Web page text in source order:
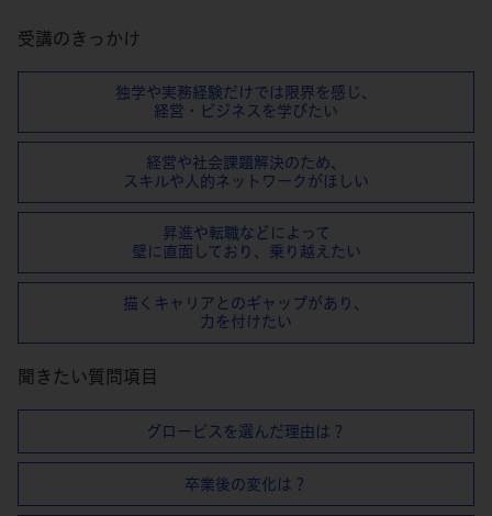
受講のきっかけ
独学や実務経験だけでは限界を感じ、
経営・ビジネスを学びたい
経営や社会課題解決のため、
スキルや⼈的ネットワークがほしい
昇進や転職などによって
壁に直⾯しており、乗り越えたい
描くキャリアとのギャップがあり、
⼒を付けたい
聞きたい質問項目
グロービスを選んだ理由は？
卒業後の変化は？